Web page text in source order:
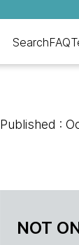
SearchFAQ
Published :
NOT